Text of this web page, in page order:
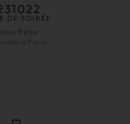
DE SOIRÉE
Peña
à Paris